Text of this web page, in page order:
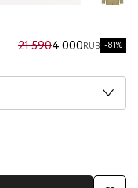
21 5904 000RUB -81%